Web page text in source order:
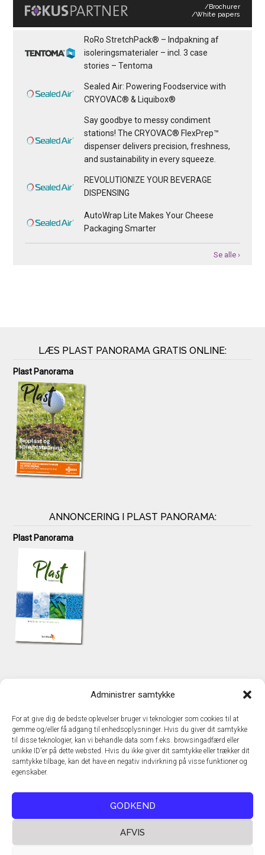
Administrer samtykke
For at give dig de bedste oplevelser bruger vi teknologier som cookies til at
gemme og/eller få adgang til enhedsoplysninger. Hvis du giver dit samtykke
til disse teknologier, kan vi behandle data som f.eks. browsingadfærd eller
unikke ID'er på dette websted. Hvis du ikke giver dit samtykke eller trækker dit
samtykke tilbage, kan det have en negativ indvirkning på visse funktioner og
egenskaber.
GODKEND
AFVIS
/Brochurer
/White papers
RoRo StretchPack® – Indpakning af
isoleringsmaterialer – incl. 3 case
stories – Tentoma
Sealed Air: Powering Foodservice with
CRYOVAC® & Liquibox®
Say goodbye to messy condiment
stations! The CRYOVAC® FlexPrep™
dispenser delivers precision, freshness,
and sustainability in every squeeze.
REVOLUTIONIZE YOUR BEVERAGE
DISPENSING
AutoWrap Lite Makes Your Cheese
Packaging Smarter
Se alle ›
LÆS PLAST PANORAMA GRATIS ONLINE:
Plast Panorama
ANNONCERING I PLAST PANORAMA:
Plast Panorama
TechMedia A/S
DK - 2600 Glostrup
www.techmedia.dk
Telefon: +45 43 24 26 28
E-mail:info@techmedia.dk